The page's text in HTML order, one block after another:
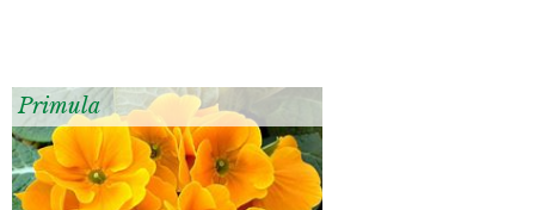
Primula